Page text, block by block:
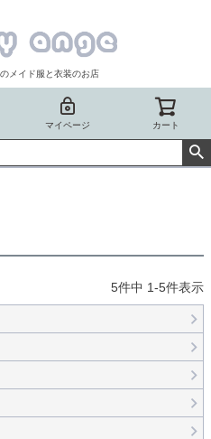
メイド服と衣装のお店
マイページ カート
5件中 1-5件表示